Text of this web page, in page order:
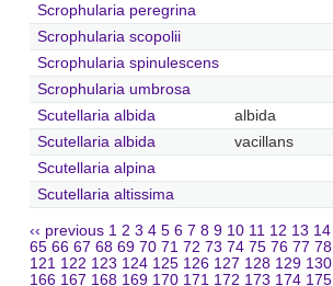
Scrophularia peregrina
Scrophularia scopolii
Scrophularia spinulescens
Scrophularia umbrosa
Scutellaria albida
albida
Scutellaria albida
vacillans
Scutellaria alpina
Scutellaria altissima
‹‹ previous 1 2 3 4 5 6 7 8 9 10 11 12 13 14
65 66 67 68 69 70 71 72 73 74 75 76 77 78
121 122 123 124 125 126 127 128 129 130
166 167 168 169 170 171 172 173 174 175